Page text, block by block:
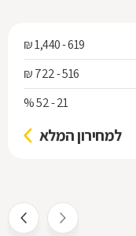
619 - 1,440 ₪
516 - 722 ₪
21 - 52 %
למחירון המלא